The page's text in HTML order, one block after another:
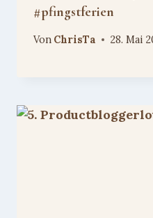
#pfingstferien
Von ChrisTa 28. Mai